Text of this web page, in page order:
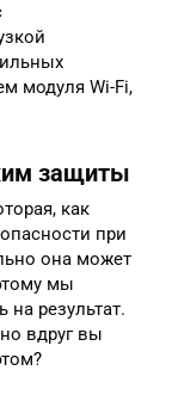
модуля Wi-Fi,
защиты
как
при
она может
мы
результат.
вдруг вы